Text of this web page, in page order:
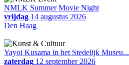
NMLK Summer Movie Night
vrijdag 14 augustus 2026
Den Haag
Yayoi Kusama in het Stedelijk Museu...
zaterdag 12 september 2026